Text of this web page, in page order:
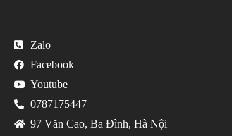
Zalo
Facebook
Youtube
0787175447
97 Văn Cao, Ba Đình, Hà Nội